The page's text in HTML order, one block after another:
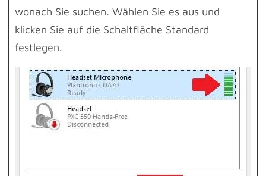
wonach Sie suchen. Wählen Sie es aus und
klicken Sie auf die Schaltfläche Standard
festlegen.